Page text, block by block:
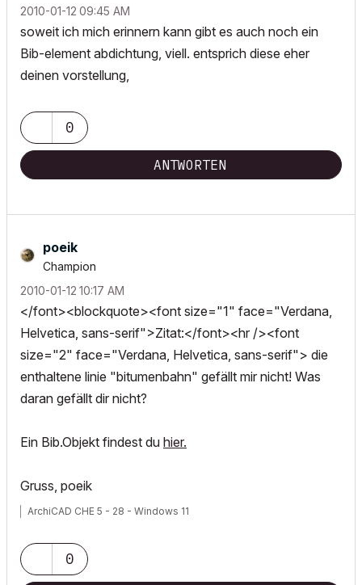
‎2010-01-12 09:45 AM
soweit ich mich erinnern kann gibt es auch noch ein
Bib-element abdichtung, viell. entsprich diese eher
deinen vorstellung,
0
ANTWORTEN
poeik
Champion
‎2010-01-12 10:17 AM
</font><blockquote><font size="1" face="Verdana,
Helvetica, sans-serif">Zitat:</font><hr /><font
size="2" face="Verdana, Helvetica, sans-serif"> die
enthaltene linie "bitumenbahn" gefällt mir nicht! Was
daran gefällt dir nicht?
Ein Bib.Objekt findest du hier.
Gruss, poeik
ArchiCAD CHE 5 - 28 - Windows 11
0